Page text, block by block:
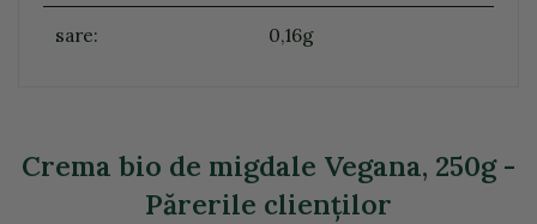
sare: 0,16g
Crema bio de migdale Vegana, 250g -
Părerile clienţilor